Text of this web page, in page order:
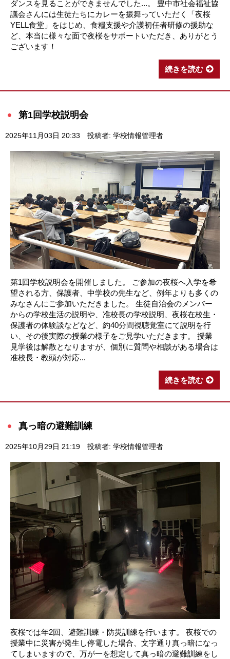
ダンスを見ることができませんでした...。 豊中市社会福祉協
議会さんには生徒たちにカレーを振舞っていただく「夜桜
YELL食堂」をはじめ、食糧支援や介護初任者研修の援助な
ど、本当に様々な面で夜桜をサポートいただき、ありがとう
ございます！
続きを読む
第1回学校説明会
2025年11月03日 20:33 投稿者: 学校情報管理者
第1回学校説明会を開催しました。 ご参加の夜桜へ入学を希
望される方、保護者、中学校の先生など、例年よりも多くの
みなさんにご参加いただきました。 生徒自治会のメンバー
からの学校生活の説明や、准校長の学校説明、夜桜在校生・
保護者の体験談などなど、約40分間視聴覚室にて説明を行
い、その後実際の授業の様子をご見学いただきます。 授業
見学後は解散となりますが、個別に質問や相談がある場合は
准校長・教頭が対応...
続きを読む
真っ暗の避難訓練
2025年10月29日 21:19 投稿者: 学校情報管理者
夜桜では年2回、避難訓練・防災訓練を行います。 夜桜での
授業中に災害が発生し停電した場合、文字通り真っ暗になっ
てしまいますので、万が一を想定して真っ暗の避難訓練をし